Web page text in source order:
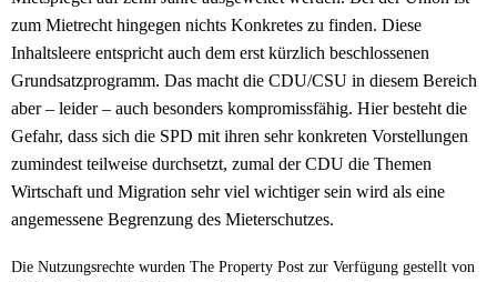
zum Mietrecht hingegen nichts Konkretes zu finden. Diese
Inhaltsleere entspricht auch dem erst kürzlich beschlossenen
Grundsatzprogramm. Das macht die CDU/CSU in diesem Bereich
aber – leider – auch besonders kompromissfähig. Hier besteht die
Gefahr, dass sich die SPD mit ihren sehr konkreten Vorstellungen
zumindest teilweise durchsetzt, zumal der CDU die Themen
Wirtschaft und Migration sehr viel wichtiger sein wird als eine
angemessene Begrenzung des Mieterschutzes.
Die Nutzungsrechte wurden The Property Post zur Verfügung gestellt von